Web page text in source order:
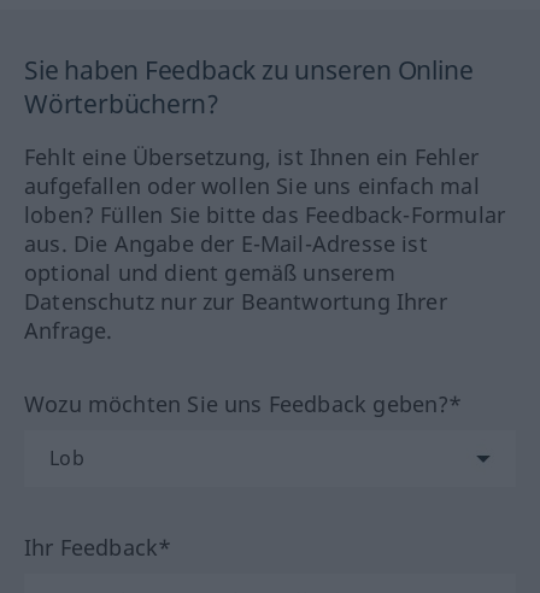
Sie haben Feedback zu unseren Online
Wörterbüchern?
Fehlt eine Übersetzung, ist Ihnen ein Fehler
aufgefallen oder wollen Sie uns einfach mal
loben? Füllen Sie bitte das Feedback-Formular
aus. Die Angabe der E-Mail-Adresse ist
optional und dient gemäß unserem
Datenschutz nur zur Beantwortung Ihrer
Anfrage.
Wozu möchten Sie uns Feedback geben?*
Ihr Feedback*